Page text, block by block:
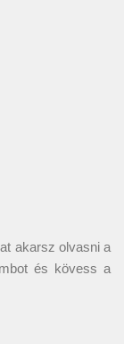
akarsz olvasni a
és kövess a